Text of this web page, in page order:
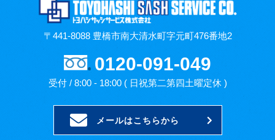
〒441-8088 豊橋市南大清水町字元町476番地2
0120-091-049
受付 / 8:00 - 18:00 ( 日祝第二第四土曜定休 )
メールはこちらから